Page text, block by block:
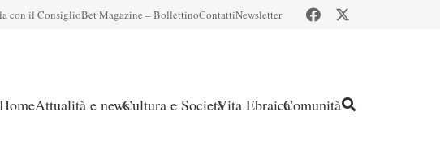
con il ConsiglioBet Magazine – BollettinoContattiNewsletter
HomeAttualità e newsCultura e SocietàVita EbraicaComunità